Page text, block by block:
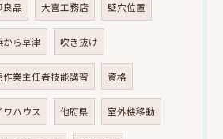
良品 大喜工務店 壁穴位置
から草津 吹き抜け
作業主任者技能講習 資格
ワハウス 他府県 室外機移動